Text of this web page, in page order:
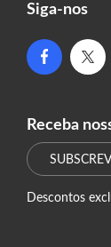
Siga-nos
Receba
Descontos